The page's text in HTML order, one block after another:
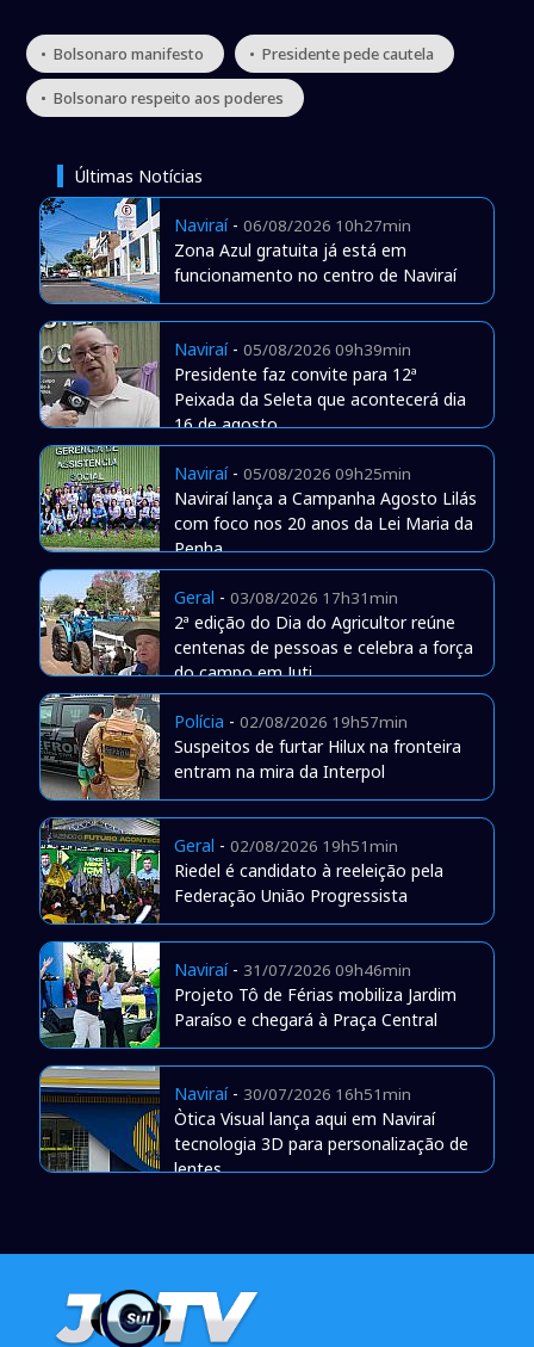
• Bolsonaro manifesto • Presidente pede cautela
• Bolsonaro respeito aos poderes
Últimas Notícias
Naviraí- 06/08/2026 10h27min
Zona Azul gratuita já está em
funcionamento no centro de Naviraí
Naviraí- 05/08/2026 09h39min
Presidente faz convite para 12ª
Peixada da Seleta que acontecerá dia
16 de agosto
Naviraí- 05/08/2026 09h25min
Naviraí lança a Campanha Agosto Lilás
com foco nos 20 anos da Lei Maria da
Penha
Geral - 03/08/2026 17h31min
2ª edição do Dia do Agricultor reúne
centenas de pessoas e celebra a força
do campo em Juti
Polícia - 02/08/2026 19h57min
Suspeitos de furtar Hilux na fronteira
entram na mira da Interpol
Geral - 02/08/2026 19h51min
Riedel é candidato à reeleição pela
Federação União Progressista
Naviraí- 31/07/2026 09h46min
Projeto Tô de Férias mobiliza Jardim
Paraíso e chegará à Praça Central
Naviraí- 30/07/2026 16h51min
Òtica Visual lança aqui em Naviraí
tecnologia 3D para personalização de
lentes